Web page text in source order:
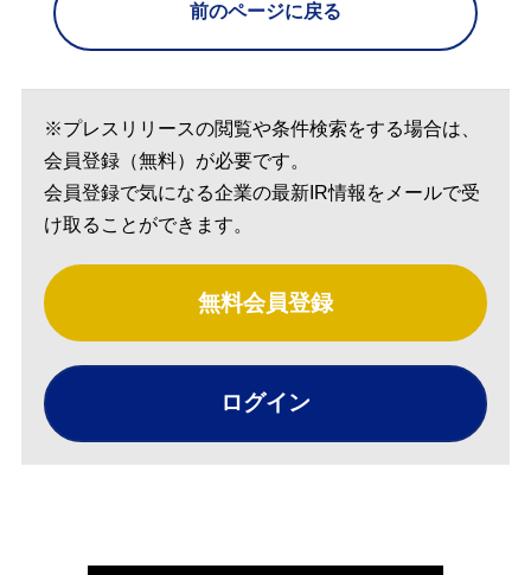
前のページに戻る
※プレスリリースの閲覧や条件検索をする場合は、
会員登録（無料）が必要です。
会員登録で気になる企業の最新IR情報をメールで受
け取ることができます。
無料会員登録
ログイン